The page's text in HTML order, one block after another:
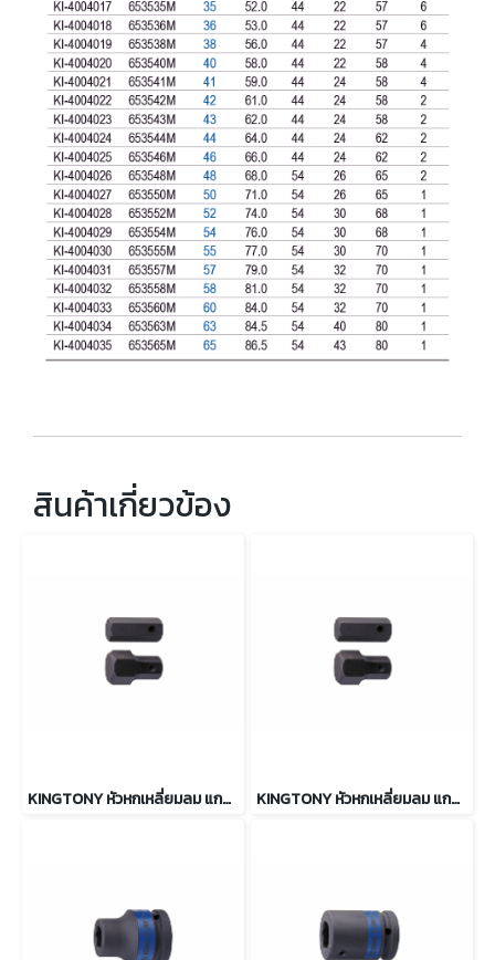
สินค้าเกี่ยวข้อง
KINGTONY หัวหกเหลี่ยมลม แกน 22mm. ขนาด 19 ถึง 32mm. KINGTONY หัวหกเหลี่ยมลม แกน 16mm. ขนาด 10 ถึง 22mm.